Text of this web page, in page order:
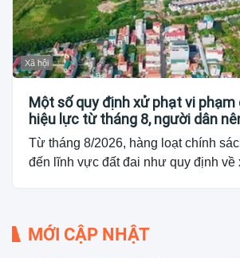
Xã hội
Một số quy định xử phạt vi
hiệu lực từ tháng 8, người dân
Từ tháng 8/2026, hàng loạt chính
đến lĩnh vực đất đai như quy định về
MỚI CẬP NHẬT